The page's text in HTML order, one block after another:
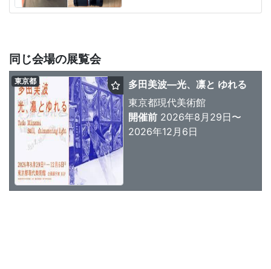
同じ会場の展覧会
多田美波―光、凛と ゆれる
東京都現代美術館
開催前 2026年8月29日〜
2026年12月6日
東京都